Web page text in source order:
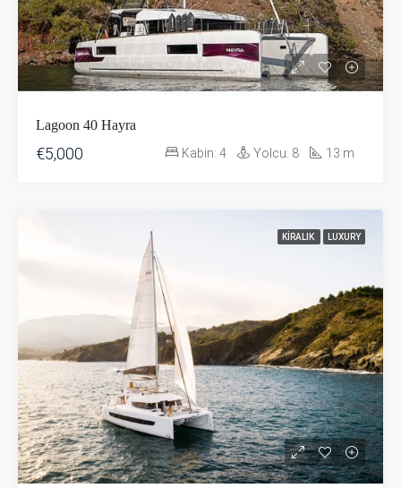
Lagoon 40 Hayra
€5,000 Kabin: 4 Yolcu: 8 13 m
KIRALIK LUXURY